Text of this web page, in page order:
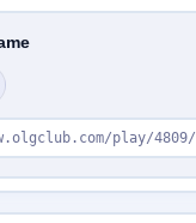
play/4809/